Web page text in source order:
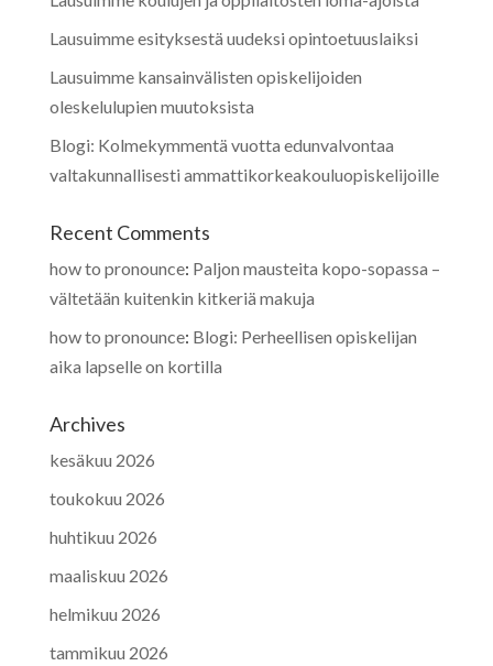
Lausuimme esityksestä uudeksi opintoetuuslaiksi
Lausuimme kansainvälisten opiskelijoiden
oleskelulupien muutoksista
Blogi: Kolmekymmentä vuotta edunvalvontaa
valtakunnallisesti ammattikorkeakouluopiskelijoille
Recent Comments
how to pronounce: Paljon mausteita kopo-sopassa –
vältetään kuitenkin kitkeriä makuja
how to pronounce: Blogi: Perheellisen opiskelijan
aika lapselle on kortilla
Archives
kesäkuu 2026
toukokuu 2026
huhtikuu 2026
maaliskuu 2026
helmikuu 2026
tammikuu 2026